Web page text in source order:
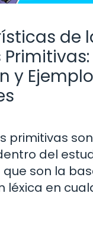
de
y
primitivas
del
son la
léxica en